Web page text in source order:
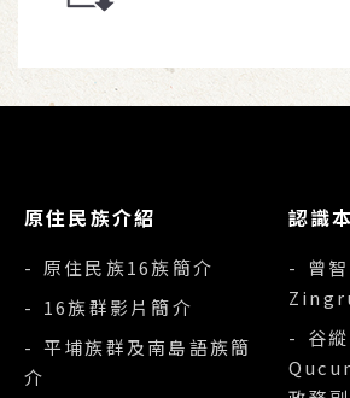
原住民族介紹
- 原住民族16族簡介
- 16族群影片簡介
- 平埔族群及南島語族簡
介
認識
- 曾
- 谷